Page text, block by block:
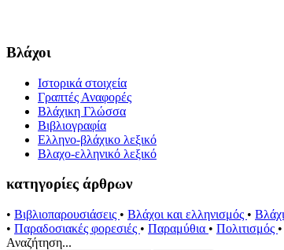
Βλάχοι
Ιστορικά στοιχεία
Γραπτές Αναφορές
Βλάχικη Γλώσσα
Βιβλιογραφία
Ελληνο-βλάχικο λεξικό
Βλαχο-ελληνικό λεξικό
κατηγορίες άρθρων
• Βιβλιοπαρουσιάσεις • Βλάχοι και ελληνισμός •
• Παραδοσιακές φορεσιές • Παραμύθια • Πολιτισμός •
Αναζήτηση...